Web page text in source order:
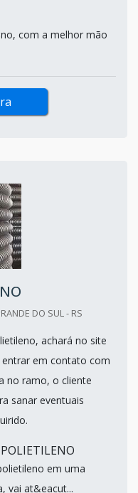
com a melhor mão
DO SUL - RS
achará no site
em contato com
no ramo, o cliente
sanar eventuais
em uma
vai at&eacut...